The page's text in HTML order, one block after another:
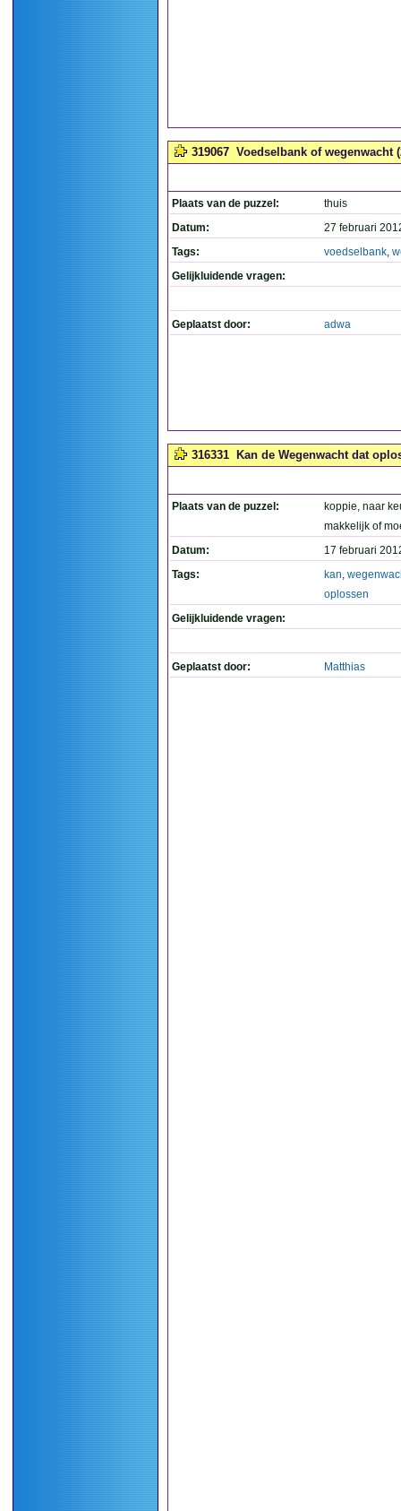
319067 Voedselbank of wegenwacht
Plaats van de puzzel:
thuis
Datum:
27 februari
Tags:
voedselbank,
Gelijkluidende vragen:
Geplaatst door: adwa
316331 Kan de Wegenwacht dat
Plaats van de puzzel:
koppie, naar
makkelijk of
Datum:
17 februari
Tags:
kan,
oplossen
Gelijkluidende vragen:
Geplaatst door: Matthias